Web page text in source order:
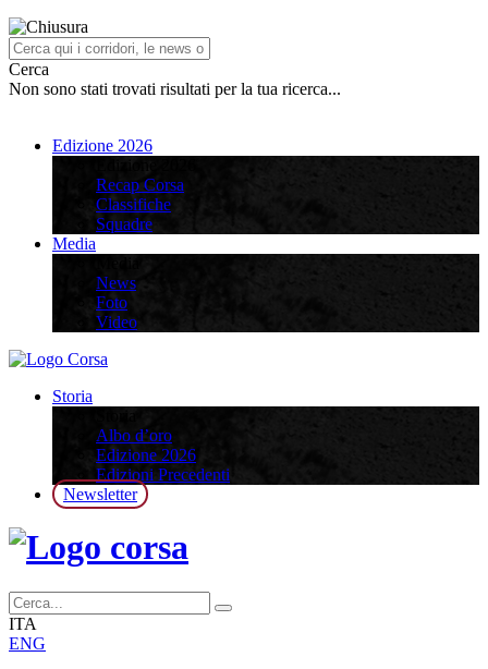
Cerca
Non sono stati trovati risultati per la tua ricerca...
Edizione 2026
Recap Corsa
Classifiche
Squadre
Media
News
Foto
Video
Storia
Albo d’oro
Edizione 2026
Edizioni Precedenti
Newsletter
ITA
ENG